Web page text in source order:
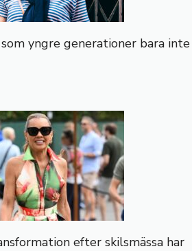
yngre generationer bara inte
efter skilsmässa har